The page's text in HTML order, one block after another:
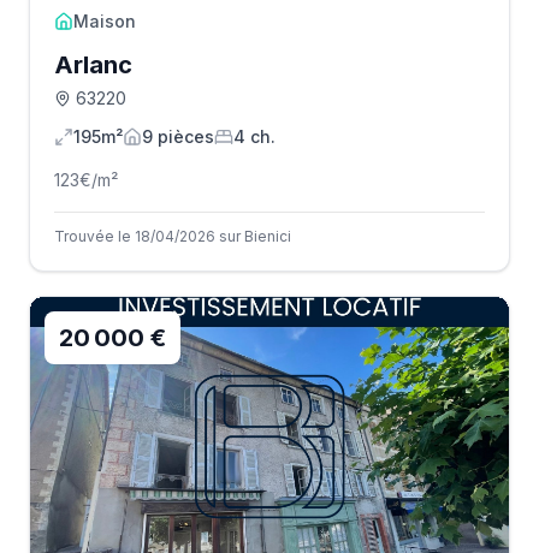
Maison
Arlanc
63220
195m²
9 pièces 4 ch.
123€/m²
Trouvée le 18/04/2026 sur Bienici
20 000 €